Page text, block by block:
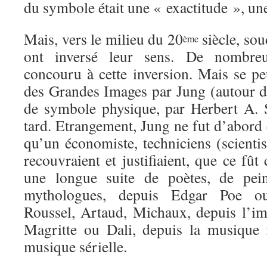
du symbole était une « exactitude »,
Mais, vers le milieu du 20èmesiècle,
ont inversé leur sens. De
concouru à cette inversion. Mais se
des Grandes Images par Jung (autour
de symbole physique, par Herbert A.
tard. Etrangement, Jung ne fut
qu’un économiste, techniciens
recouvraient et justifiaient, que ce fût
une longue suite de poètes, de
mythologues, depuis Edgar Poe
Roussel, Artaud, Michaux, depuis
Magritte ou Dali, depuis la musique
musique sérielle.